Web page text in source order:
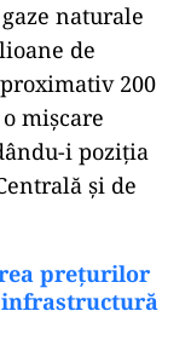
naturale
de
200
mișcare
i poziția
și de
prețurilor